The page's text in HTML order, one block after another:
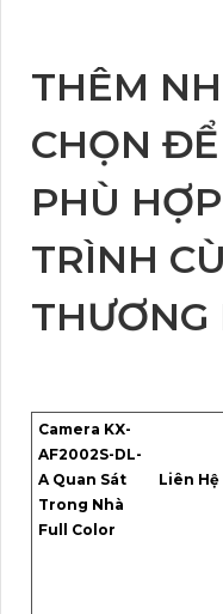
THÊM
CHỌN
PHÙ
TRÌNH
THƯƠNG
Camera KX-
AF2002S-DL-
A Quan Sát
Trong Nhà
Full Color
Liên Hệ